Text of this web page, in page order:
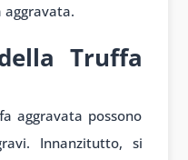
Truffa
aggravata possono
Innanzitutto, si